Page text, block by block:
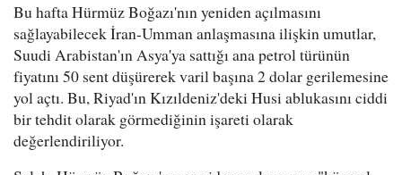
Bu hafta Hürmüz Boğazı'nın yeniden açılmasını
sağlayabilecek İran-Umman anlaşmasına ilişkin umutlar,
Suudi Arabistan'ın Asya'ya sattığı ana petrol türünün
fiyatını 50 sent düşürerek varil başına 2 dolar gerilemesine
yol açtı. Bu, Riyad'ın Kızıldeniz'deki Husi ablukasını ciddi
bir tehdit olarak görmediğinin işareti olarak
değerlendiriliyor.